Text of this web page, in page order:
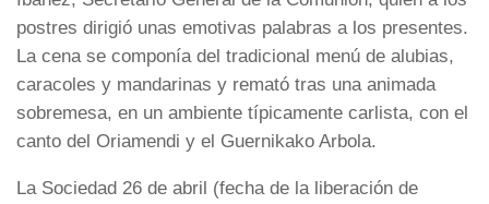
postres dirigió unas emotivas palabras a los presentes.
La cena se componía del tradicional menú de alubias,
caracoles y mandarinas y remató tras una animada
sobremesa, en un ambiente típicamente carlista, con el
canto del Oriamendi y el Guernikako Arbola.
La Sociedad 26 de abril (fecha de la liberación de